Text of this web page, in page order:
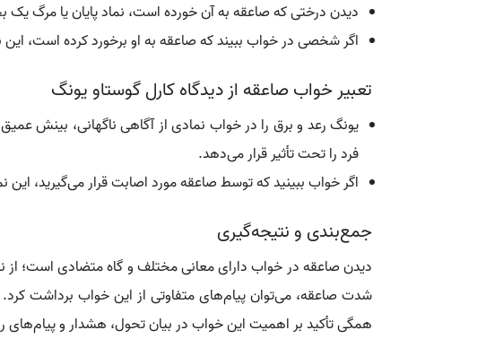
دیدن درختی که صاعقه به آن خورده است، نماد پایان یا
اگر شخصی در خواب ببیند که صاعقه به او برخورد کرده است،
تعبیر خواب صاعقه از دیدگاه کارل گوستاو یونگ
یونگ رعد و برق را در خواب نمادی از آگاهی ناگهانی، بینش
فرد را تحت تأثیر قرار می‌دهد.
اگر خواب ببینید که توسط صاعقه مورد اصابت قرار می‌گیرید،
جمع‌بندی و نتیجه‌گیری
دیدن صاعقه در خواب دارای معانی مختلف و گاه متضادی است؛ از
شدت صاعقه، می‌توان پیام‌های متفاوتی از این خواب برداشت
همگی تأکید بر اهمیت این خواب در بیان تحول، هشدار و پیام‌های